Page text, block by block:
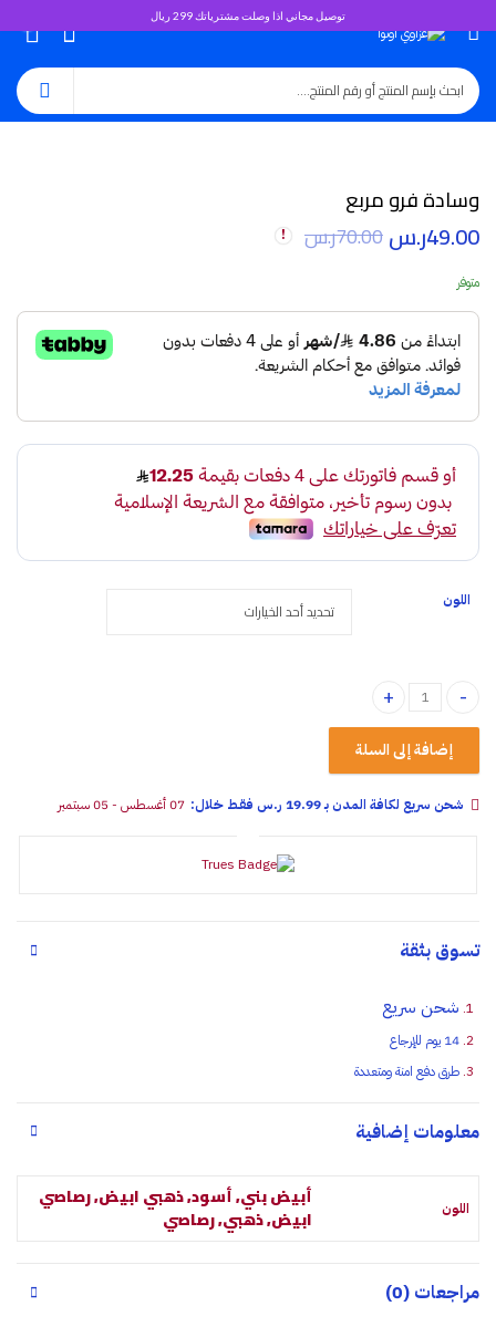
توصيل مجاني اذا وصلت مشترياتك 299 ريال
وسادة فرو مربع
49.00ر.س70.00ر.س
متوفر
اللون
وسادة فرو مربع quantity
إضافة إلى السلة
شحن سريع لكافة المدن بـ 19.99 ر.س فقـط خلال: 07 أغسطس - 05 سبتمبر
تسوق بثقة
شحن سريع
14 يوم للإرجاع
طرق دفع امنة ومتعددة
معلومات إضافية
اللون
أبيض بني, أسود, ذهبي ابيض, رصاصي
ابيض, ذهبي, رصاصي
مراجعات (0)